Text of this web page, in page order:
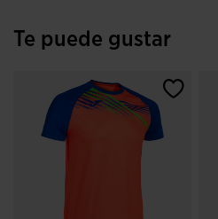
Te puede gustar